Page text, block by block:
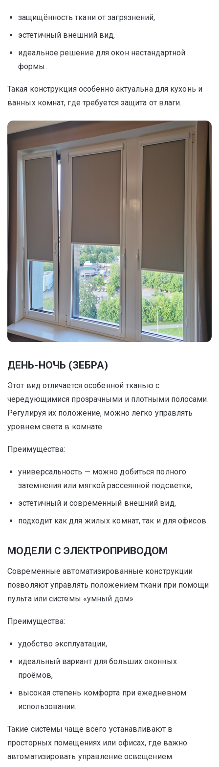
защищённость ткани от загрязнений,
эстетичный внешний вид,
идеальное решение для окон нестандартной
формы.
Такая конструкция особенно актуальна для кухонь и
ванных комнат, где требуется защита от влаги.
ДЕНЬ-НОЧЬ (ЗЕБРА)
Этот вид отличается особенной тканью с
чередующимися прозрачными и плотными полосами.
Регулируя их положение, можно легко управлять
уровнем света в комнате.
Преимущества:
универсальность — можно добиться полного
затемнения или мягкой рассеянной подсветки,
эстетичный и современный внешний вид,
подходит как для жилых комнат, так и для офисов.
МОДЕЛИ С ЭЛЕКТРОПРИВОДОМ
Современные автоматизированные конструкции
позволяют управлять положением ткани при помощи
пульта или системы «умный дом».
Преимущества:
удобство эксплуатации,
идеальный вариант для больших оконных
проёмов,
высокая степень комфорта при ежедневном
использовании.
Такие системы чаще всего устанавливают в
просторных помещениях или офисах, где важно
автоматизировать управление освещением.